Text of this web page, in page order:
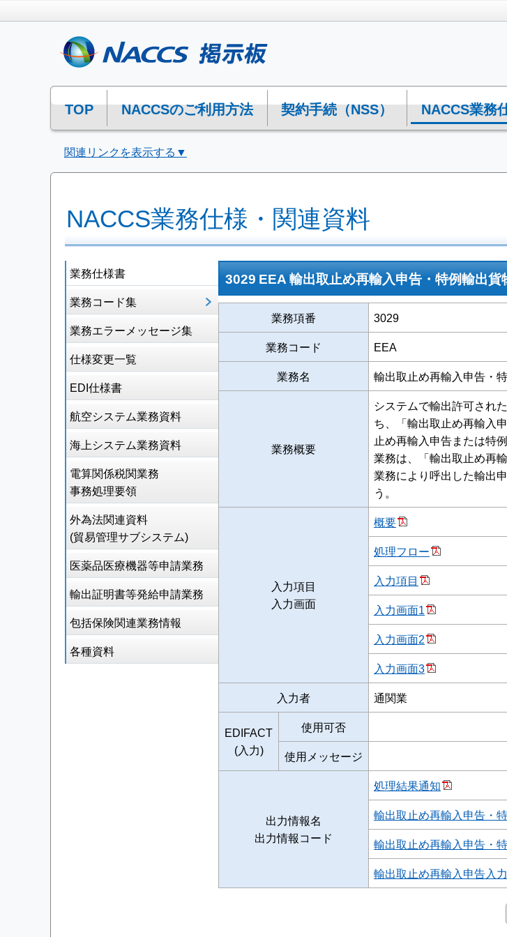
TOP NACCSのご利用方法 契約手続（NSS） NACCS業務
関連リンクを表示する▼
NACCS業務仕様・関連資料
業務仕様書
業務コード集
業務エラーメッセージ集
仕様変更一覧
EDI仕様書
航空システム業務資料
海上システム業務資料
電算関係税関業務
事務処理要領
外為法関連資料
(貿易管理サブシステム)
医薬品医療機器等申請業務
輸出証明書等発給申請業務
包括保険関連業務情報
各種資料
3029 EEA 輸出取止め再輸入申告・特例輸出
業務項番
3029
業務コード
EEA
業務名
輸出取止め再輸入申告・
業務概要
システムで輸出許可され
ち、「輸出取止め再輸入
止め再輸入申告または特
業務は、「輸出取止め再
業務により呼出した輸出
う。
入力項目
入力画面
概要
処理フロー
入力項目
入力画面1
入力画面2
入力画面3
入力者
通関業
EDIFACT
(入力)
使用可否
使用メッセージ
出力情報名
出力情報コード
処理結果通知
輸出取止め再輸入申告・
輸出取止め再輸入申告・
輸出取止め再輸入申告入